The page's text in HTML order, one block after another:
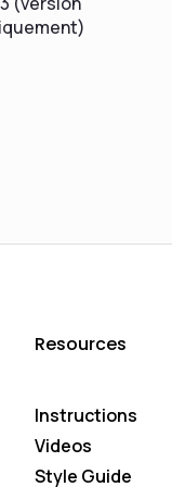
Resources
Instructions
Videos
Style Guide